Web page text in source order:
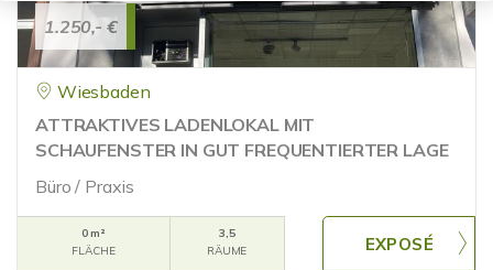
1.250,- €
Wiesbaden
ATTRAKTIVES LADENLOKAL MIT
SCHAUFENSTER IN GUT FREQUENTIERTER LAGE
Büro / Praxis
0 m²
FLÄCHE
3,5
RÄUME